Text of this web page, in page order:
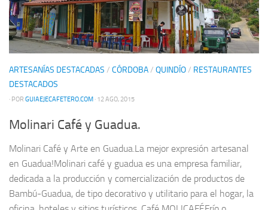
ARTESANÍAS DESTACADAS / CÓRDOBA/ QUINDÍO/ RESTAURANTES
DESTACADOS
· POR GUIAEJECAFETERO.COM · 12 AGO, 2015
Molinari Café y Guadua.
Molinari Café y Arte en Guadua.La mejor expresión artesanal
en Guadua!Molinari café y guadua es una empresa familiar,
dedicada a la producción y comercialización de productos de
Bambú-Guadua, de tipo decorativo y utilitario para el hogar, la